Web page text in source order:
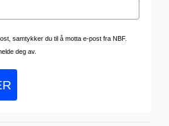
samtykker du til å motta e-post fra NBF.
deg av.